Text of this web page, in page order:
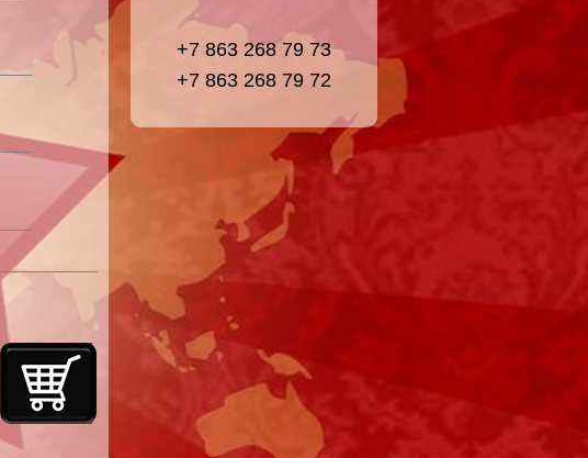
+7 863 268 79 73
+7 863 268 79 72